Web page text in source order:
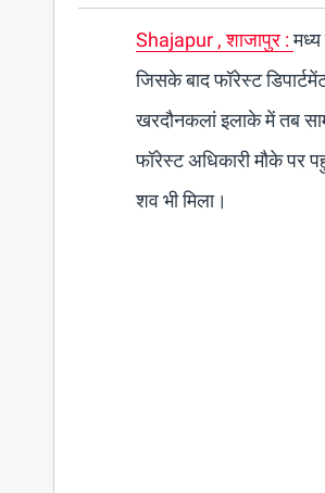
Shajapur , शाजापुर :
जिसके बाद फॉरेस्ट
खरदौनकलां इलाके में तब
फॉरेस्ट अधिकारी मौके पर
शव भी मिला।